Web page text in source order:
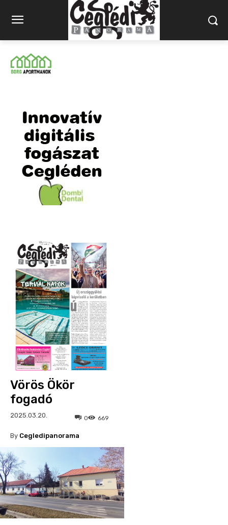
Vörös Ökör
fogadó
2025.03.20. 669
0
By Cegledipanorama